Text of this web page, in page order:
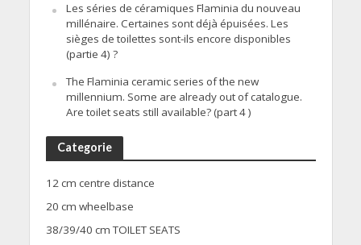
Les séries de céramiques Flaminia du nouveau
millénaire. Certaines sont déjà épuisées. Les
sièges de toilettes sont-ils encore disponibles
(partie 4) ?
The Flaminia ceramic series of the new
millennium. Some are already out of catalogue.
Are toilet seats still available? (part 4 )
Categorie
12 cm centre distance
20 cm wheelbase
38/39/40 cm TOILET SEATS